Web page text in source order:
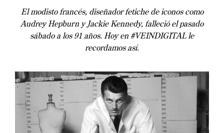
El modisto francés, diseñador fetiche de iconos como
Audrey Hepburn y Jackie Kennedy, falleció el pasado
sábado a los 91 años. Hoy en #VEINDIGITAL le
recordamos así.